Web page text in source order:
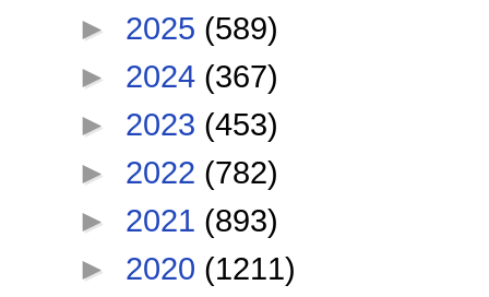
► 2025 (589)
► 2024 (367)
► 2023 (453)
► 2022 (782)
► 2021 (893)
► 2020 (1211)